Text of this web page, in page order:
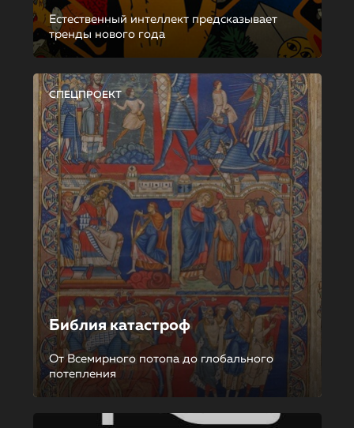
Естественный интеллект предсказывает
тренды нового года
СПЕЦПРОЕКТ
Библия катастроф
От Всемирного потопа до глобального
потепления